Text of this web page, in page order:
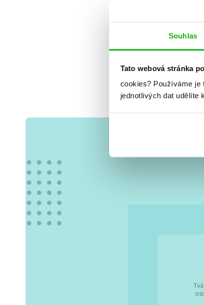
Souhlas
Tato webová stránka
cookies? Používáme je
jednotlivých dat udělíte